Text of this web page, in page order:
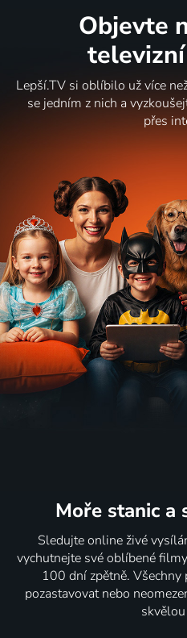
Objevte
Lepší.TV si oblíbilo už více
se jedním z nich a
přes
Moře stanic a
Sledujte online živé
vychutnejte své oblíbené
100 dní zpětně. Všechny
pozastavovat nebo